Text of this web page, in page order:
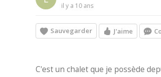
il y a 10 ans
Sauvegarder J'aime
C'est un chalet que je possède